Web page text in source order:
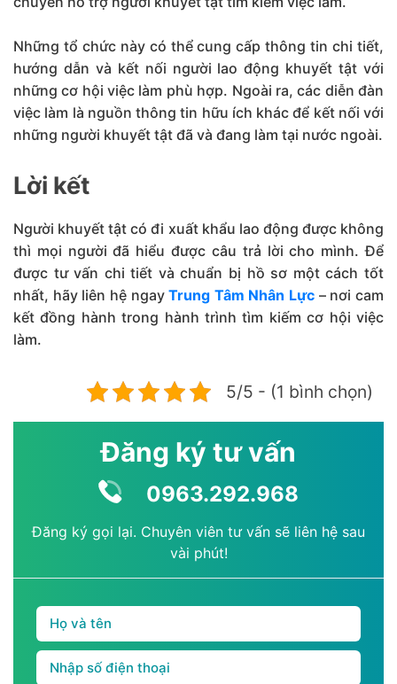
Những tổ chức này có thể cung cấp thông tin chi tiết,
hướng dẫn và kết nối người lao động khuyết tật với
những cơ hội việc làm phù hợp. Ngoài ra, các diễn đàn
việc làm là nguồn thông tin hữu ích khác để kết nối với
những người khuyết tật đã và đang làm tại nước ngoài.
Lời kết
Người khuyết tật có đi xuất khẩu lao động được không
thì mọi người đã hiểu được câu trả lời cho mình. Để
được tư vấn chi tiết và chuẩn bị hồ sơ một cách tốt
nhất, hãy liên hệ ngayTrung Tâm Nhân Lực – nơi cam
kết đồng hành trong hành trình tìm kiếm cơ hội việc
làm.
5/5 - (1 bình chọn)
Đăng ký tư vấn
0963.292.968
Đăng ký gọi lại. Chuyên viên tư vấn sẽ liên hệ sau
vài phút!